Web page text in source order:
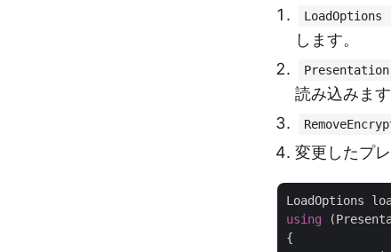
LoadOptions
します。
Presentation
読み込みます
変更したプ
LoadOptions
using
{